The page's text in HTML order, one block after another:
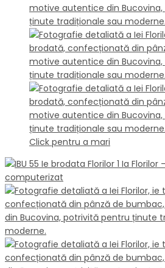
Click pentru a mari